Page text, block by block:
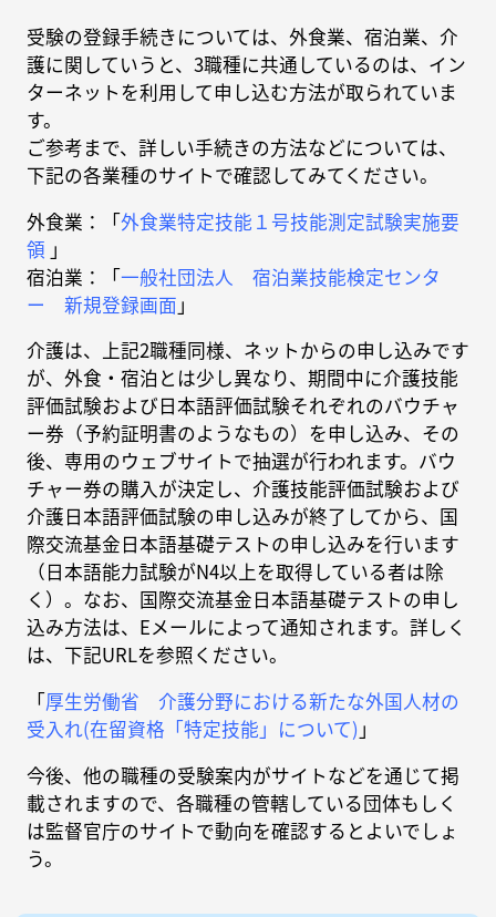
受験の登録手続きについては、外食業、宿泊業、介
護に関していうと、3職種に共通しているのは、イン
ターネットを利用して申し込む方法が取られていま
す。
ご参考まで、詳しい手続きの方法などについては、
下記の各業種のサイトで確認してみてください。
外食業：「外食業特定技能１号技能測定試験実施要
領 」
宿泊業：「一般社団法人 宿泊業技能検定センタ
ー 新規登録画面 」
介護は、上記2職種同様、ネットからの申し込みです
が、外食・宿泊とは少し異なり、期間中に介護技能
評価試験および日本語評価試験それぞれのバウチャ
ー券（予約証明書のようなもの）を申し込み、その
後、専用のウェブサイトで抽選が行われます。バウ
チャー券の購入が決定し、介護技能評価試験および
介護日本語評価試験の申し込みが終了してから、国
際交流基金日本語基礎テストの申し込みを行います
（日本語能力試験がN4以上を取得している者は除
く）。なお、国際交流基金日本語基礎テストの申し
込み方法は、Eメールによって通知されます。詳しく
は、下記URLを参照ください。
「厚生労働省 介護分野における新たな外国人材の
受入れ(在留資格「特定技能」について) 」
今後、他の職種の受験案内がサイトなどを通じて掲
載されますので、各職種の管轄している団体もしく
は監督官庁のサイトで動向を確認するとよいでしょ
う。